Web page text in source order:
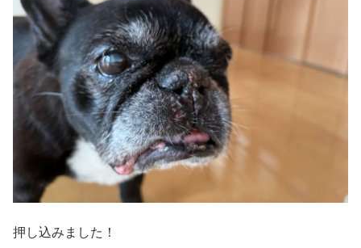
押し込みました！